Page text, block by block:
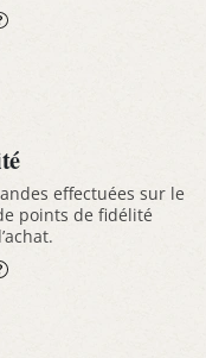
effectuées sur le
points de fidélité